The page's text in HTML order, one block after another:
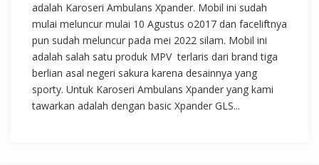
adalah Karoseri Ambulans Xpander. Mobil ini sudah
mulai meluncur mulai 10 Agustus o2017 dan faceliftnya
pun sudah meluncur pada mei 2022 silam. Mobil ini
adalah salah satu produk MPV terlaris dari brand tiga
berlian asal negeri sakura karena desainnya yang
sporty. Untuk Karoseri Ambulans Xpander yang kami
tawarkan adalah dengan basic Xpander GLS...